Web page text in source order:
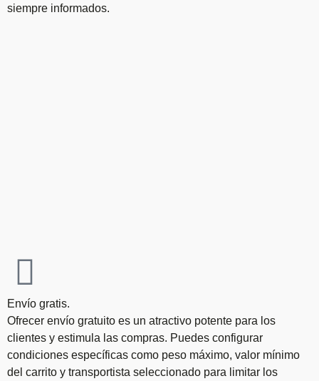
siempre informados.
Envío gratis.
Ofrecer envío gratuito es un atractivo potente para los
clientes y estimula las compras. Puedes configurar
condiciones específicas como peso máximo, valor mínimo
del carrito y transportista seleccionado para limitar los